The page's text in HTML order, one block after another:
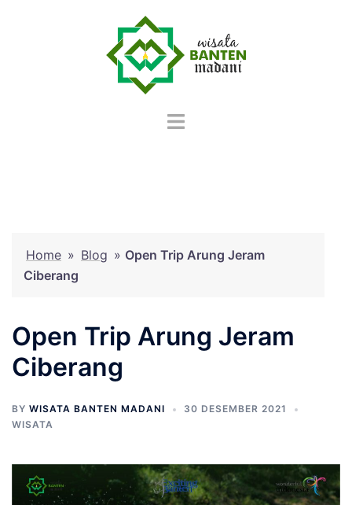
Home » Blog » Open Trip Arung Jeram
Ciberang
Open Trip Arung Jeram
Ciberang
BY WISATA BANTEN MADANI
30 DESEMBER 2021
WISATA